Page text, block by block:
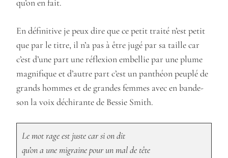
qu’on en fait.
En définitive je peux dire que ce petit traité n’est petit
que par le titre, il n’a pas à être jugé par sa taille car
c’est d’une part une réflexion embellie par une plume
magnifique et d’autre part c’est un panthéon peuplé de
grands hommes et de grandes femmes avec en bande-
son la voix déchirante de Bessie Smith.
Le mot rage est juste car si on dit
qu’on a une migraine pour un mal de tête